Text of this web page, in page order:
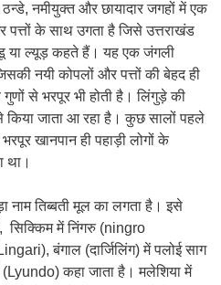
नमीयुक्त और छायादार जगहों में एक
के साथ उगता है जिसे उत्तराखंड
या ल्यूड़ कहते हैं। यह एक जंगली
नयी कोपलों और पत्तों की बेहद ही
गुणों से भरपूर भी होती है। लिंगुड़े की
किया जाता आ रहा है। कुछ सालों पहले
खानपान ही पहाड़ी लोगों के
था।
नाम तिब्बती मूल का लगता है। इसे
में निंगरु (ningro
बंगाल (दार्जिलिंग) में पलोई साग
कहा जाता है। मलेशिया में